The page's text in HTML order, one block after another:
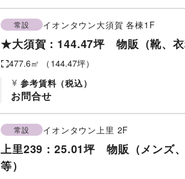
常設 イオンタウン大須賀 各棟1F
★大須賀：144.47坪 物販（靴、衣
477.6㎡ （ 144.47坪）
参考賃料（税込）
お問合せ
常設 イオンタウン上里 2F
上里239：25.01坪 物販（メンズ
等）